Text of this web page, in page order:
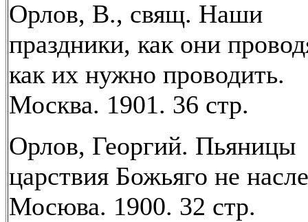
Орлов, В., свящ. Наши
праздники, как они
как их нужно проводить.
Москва. 1901. 36 стр.
Орлов, Георгий. Пьяницы
царствия Божьяго не
Мосюва. 1900. 32 стр.